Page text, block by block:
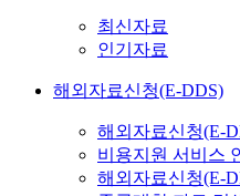
최신자료
인기자료
해외자료신청(E-DDS)
해외자료신청(E-
비용지원 서비스
해외자료신청(E-